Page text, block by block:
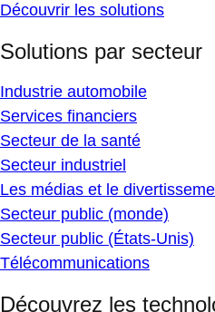
Découvrir les solutions
Solutions par secteur
Industrie automobile
Services financiers
Secteur de la santé
Secteur industriel
Les médias et le
Secteur public (monde)
Secteur public (États-Unis)
Télécommunications
Découvrez les